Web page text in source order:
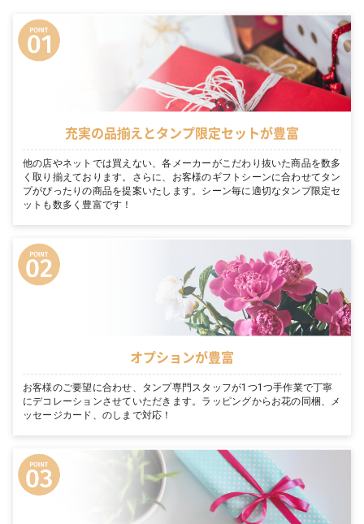
充実の品揃えとタンプ限定セットが豊富
他の店やネットでは買えない、各メーカーがこだわり抜いた商品を数多
く取り揃えております。さらに、お客様のギフトシーンに合わせてタン
プがぴったりの商品を提案いたします。シーン毎に適切なタンプ限定セ
ットも数多く豊富です！
オプションが豊富
お客様のご要望に合わせ、タンプ専門スタッフが1つ1つ手作業で丁寧
にデコレーションさせていただきます。ラッピングからお花の同梱、メ
ッセージカード、のしまで対応！